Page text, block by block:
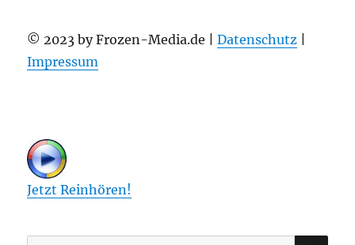
© 2023 by Frozen-Media.de |Datenschutz
Impressum
Jetzt Reinhören!